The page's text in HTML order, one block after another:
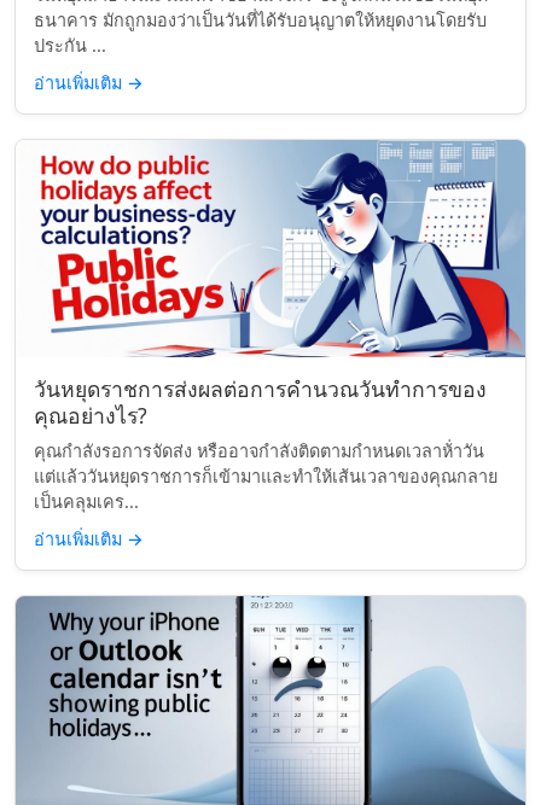
ธนาคาร มักถูกมองว่าเป็นวันที่ได้รับอนุญาตให้หยุดงานโดยรับ
ประกัน ...
อ่านเพิ่มเติม →
วันหยุดราชการส่งผลต่อการคำนวณวันทำการของ
คุณอย่างไร?
คุณกำลังรอการจัดส่ง หรืออาจกำลังติดตามกำหนดเวลาห้่าวัน
แต่แล้ววันหยุดราชการก็เข้ามาและทำให้เส้นเวลาของคุณกลาย
เป็นคลุมเคร...
อ่านเพิ่มเติม →